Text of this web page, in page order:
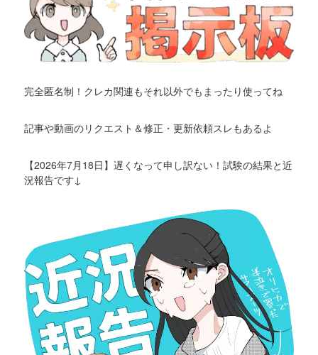
完全匿名制！クレカ関連もそれ以外でもまったり使ってね
記事や動画のリクエスト＆修正・更新依頼スレもあるよ
【2026年7月18日】遅くなって申し訳ない！試験の結果と近
況報告です↓